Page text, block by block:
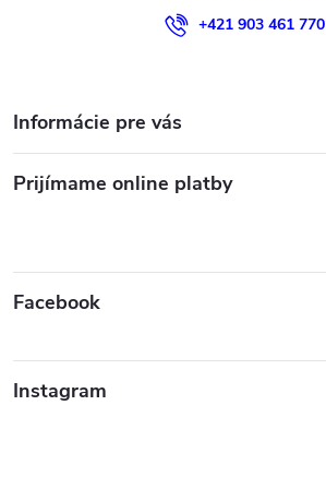
+421 903 461 770
Informácie pre vás
Prijímame online platby
Facebook
Instagram